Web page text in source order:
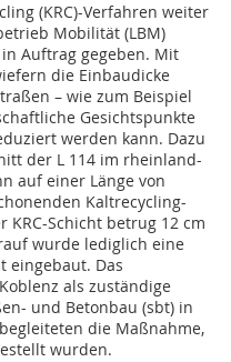
(KRC)-Verfahren weiter
Mobilität (LBM)
Auftrag gegeben. Mit
die Einbaudicke
– wie zum Beispiel
Gesichtspunkte
werden kann. Dazu
der L 114 im rheinland-
auf einer Länge von
Kaltrecycling-
KRC-Schicht betrug 12 cm
wurde lediglich eine
eingebaut. Das
als zuständige
und Betonbau (sbt) in
die Maßnahme,
wurden.